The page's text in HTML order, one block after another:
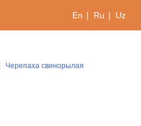
En Ru Uz
Черепаха свинорылая